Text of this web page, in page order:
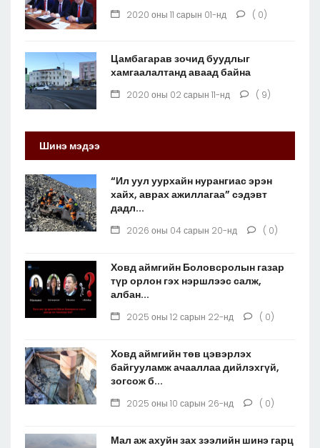
2020 оны 11 сарын 01-нд ( 0)
Цамбагарав зочид буудлыг
хамгаалалтанд аваад байна
2020 оны 02 сарын 11-нд ( 9)
Шинэ мэдээ
“Ил уул уурхайн нурангиас эрэн
хайх, аврах ажиллагаа” сэдэвт
дадл...
2026 оны 04 сарын 20-нд ( 0)
Ховд аймгийн Боловсролын газар
түр орлон гэх нэршлээс салж,
албан...
2025 оны 12 сарын 22-нд ( 0)
Ховд аймгийн төв цэвэрлэх
байгууламж ачааллаа дийлэхгүй,
зогсож б...
2025 оны 10 сарын 26-нд ( 0)
Мал аж ахуйн зах зээлийн шинэ гарц